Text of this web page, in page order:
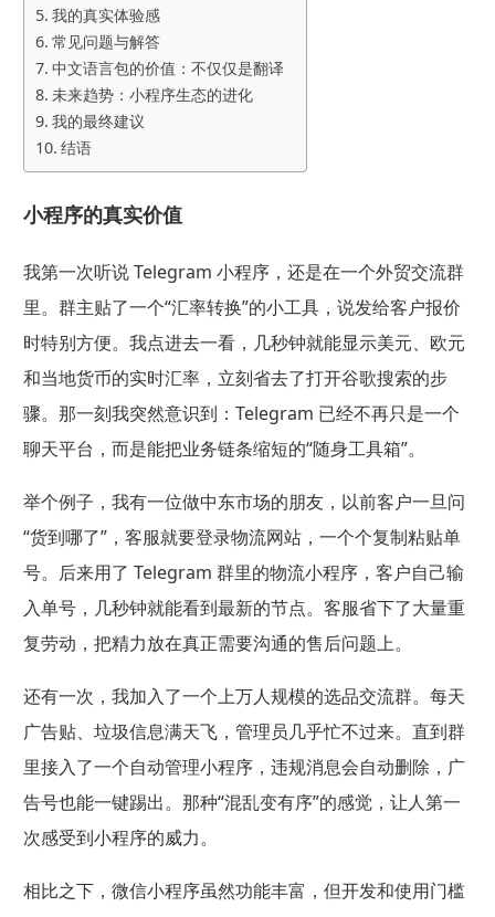
我的真实体验感
常见问题与解答
中文语言包的价值：不仅仅是翻译
未来趋势：小程序生态的进化
我的最终建议
结语
小程序的真实价值
我第一次听说 Telegram 小程序，还是在一个外贸交流群
里。群主贴了一个“汇率转换”的小工具，说发给客户报价
时特别方便。我点进去一看，几秒钟就能显示美元、欧元
和当地货币的实时汇率，立刻省去了打开谷歌搜索的步
骤。那一刻我突然意识到：Telegram 已经不再只是一个
聊天平台，而是能把业务链条缩短的“随身工具箱”。
举个例子，我有一位做中东市场的朋友，以前客户一旦问
“货到哪了”，客服就要登录物流网站，一个个复制粘贴单
号。后来用了 Telegram 群里的物流小程序，客户自己输
入单号，几秒钟就能看到最新的节点。客服省下了大量重
复劳动，把精力放在真正需要沟通的售后问题上。
还有一次，我加入了一个上万人规模的选品交流群。每天
广告贴、垃圾信息满天飞，管理员几乎忙不过来。直到群
里接入了一个自动管理小程序，违规消息会自动删除，广
告号也能一键踢出。那种“混乱变有序”的感觉，让人第一
次感受到小程序的威力。
相比之下，微信小程序虽然功能丰富，但开发和使用门槛